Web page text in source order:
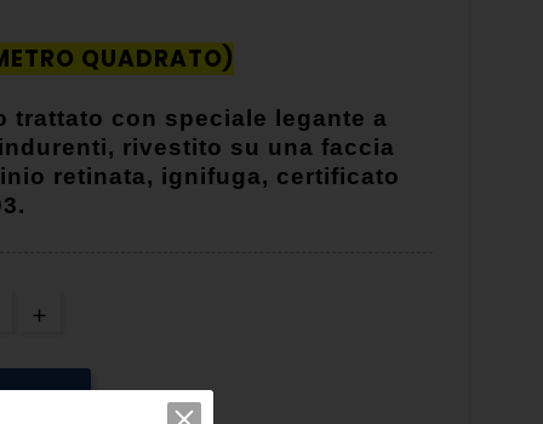
QUADRATO)
trattato con speciale legante a
rivestito su una faccia
retinata, ignifuga, certificato